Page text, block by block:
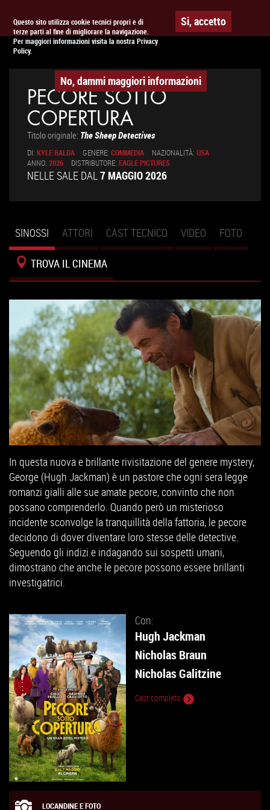
Questo sito utilizza cookie tecnici propri e di
terze parti al fine di migliorare la navigazione.
Per maggiori informazioni visita la nostra Privacy
Policy.
Si, accetto
No, dammi maggiori informazioni
APPUNTAMENTO AL CINEMA
PECORE SOTTO
COPERTURA
Titolo originale: The Sheep Detectives
DI: KYLE BALDA GENERE: COMMEDIA NAZIONALITÀ: USA
ANNO: 2026 DISTRIBUTORE: EAGLE PICTURES
NELLE SALE DAL7 MAGGIO 2026
Schede primarie
SINOSSI (SCHEDA
ATTIVA)
ATTORI CAST TECNICO VIDEO FOTO
TROVA IL CINEMA
In questa nuova e brillante rivisitazione del genere mystery,
George (Hugh Jackman) è un pastore che ogni sera legge
romanzi gialli alle sue amate pecore, convinto che non
possano comprenderlo. Quando però un misterioso
incidente sconvolge la tranquillità della fattoria, le pecore
decidono di dover diventare loro stesse delle detective.
Seguendo gli indizi e indagando sui sospetti umani,
dimostrano che anche le pecore possono essere brillanti
investigatrici.
Con:
Hugh Jackman
Nicholas Braun
Nicholas Galitzine
Cast completo
LOCANDINE E FOTO